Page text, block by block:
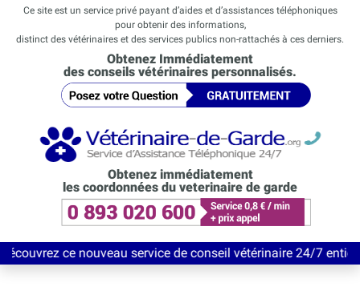
Ce site est un service privé payant d’aides et d’assistances téléphoniques
pour obtenir des informations,
distinct des vétérinaires et des services publics non-rattachés à ces derniers.
Obtenez Immédiatement
des conseils vétérinaires personnalisés.
Obtenez immédiatement
les coordonnées du veterinaire de garde
nouveau service de conseil vétérinaire 24/7 entièrement